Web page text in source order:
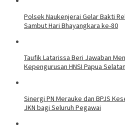
Polsek Naukenjerai Gelar Bakti
Sambut Hari Bhayangkara ke-80
Taufik Latarissa Beri Jawaban
Kepengurusan HNSI Papua Selatan
Sinergi PN Merauke dan BPJS
JKN bagi Seluruh Pegawai